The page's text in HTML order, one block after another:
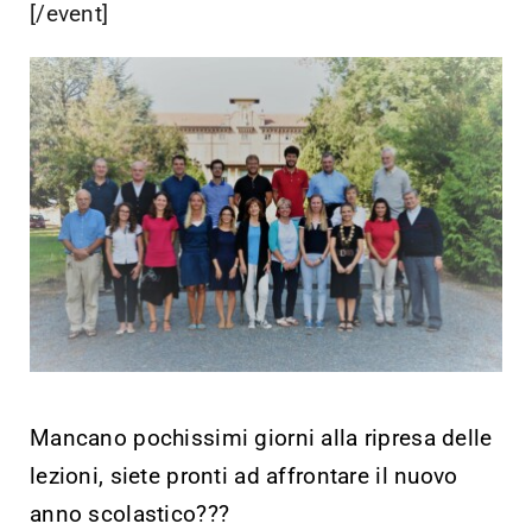
[/event]
Mancano pochissimi giorni alla ripresa delle
lezioni, siete pronti ad affrontare il nuovo
anno scolastico???